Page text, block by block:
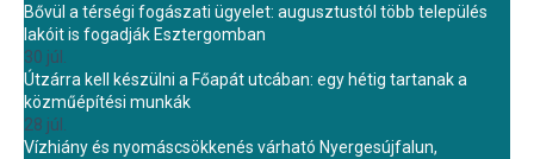
Bővül a térségi fogászati ügyelet: augusztustól több település
lakóit is fogadják Esztergomban
30 júl.
Útzárra kell készülni a Főapát utcában: egy hétig tartanak a
közműépítési munkák
28 júl.
Vízhiány és nyomáscsökkenés várható Nyergesújfalun,